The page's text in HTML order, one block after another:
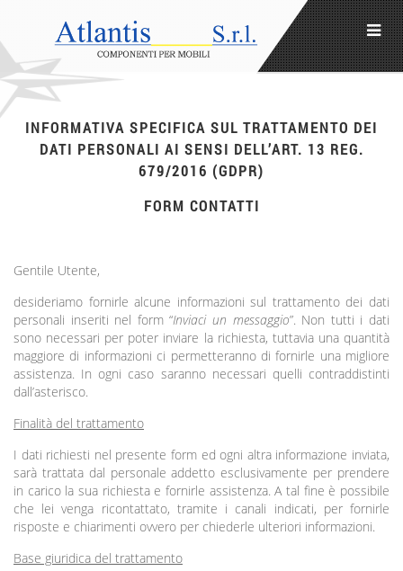
INFORMATIVA SPECIFICA SUL TRATTAMENTO DEI
DATI PERSONALI AI SENSI DELL’ART. 13 REG.
679/2016 (GDPR)
FORM CONTATTI
Gentile Utente,
desideriamo fornirle alcune informazioni sul trattamento dei dati
personali inseriti nel form “Inviaci un messaggio”. Non tutti i dati
sono necessari per poter inviare la richiesta, tuttavia una quantità
maggiore di informazioni ci permetteranno di fornirle una migliore
assistenza. In ogni caso saranno necessari quelli contraddistinti
dall’asterisco.
Finalità del trattamento
I dati richiesti nel presente form ed ogni altra informazione inviata,
sarà trattata dal personale addetto esclusivamente per prendere
in carico la sua richiesta e fornirle assistenza. A tal fine è possibile
che lei venga ricontattato, tramite i canali indicati, per fornirle
risposte e chiarimenti ovvero per chiederle ulteriori informazioni.
Base giuridica del trattamento